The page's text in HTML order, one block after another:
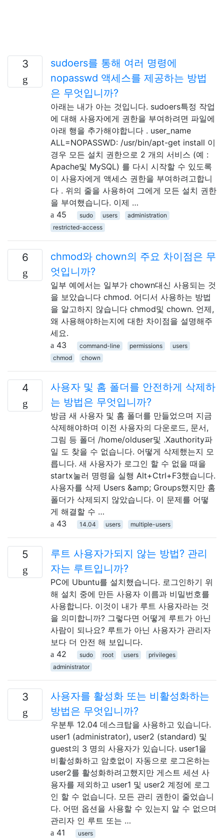
3
sudoers를 통해 여러 명령에
nopasswd 액세스를 제공하는 방법
은 무엇입니까?
아래는 내가 아는 것입니다. sudoers특정 작업
에 대해 사용자에게 권한을 부여하려면 파일에
아래 행을 추가해야합니다 . user_name
ALL=NOPASSWD: /usr/bin/apt-get install 이
경우 모든 설치 권한으로 2 개의 서비스 (예 :
Apache및 MySQL) 를 다시 시작할 수 있도록
이 사용자에게 액세스 권한을 부여하려고합니
다 . 위의 줄을 사용하여 그에게 모든 설치 권한
을 부여했습니다. 이제 …
45
sudo users
administration
restricted-access
6
chmod와 chown의 주요 차이점은 무
엇입니까?
일부 예에서는 일부가 chown대신 사용되는 것
을 보았습니다 chmod. 어디서 사용하는 방법
을 알고하지 않습니다 chmod및 chown. 언제,
왜 사용해야하는지에 대한 차이점을 설명해주
세요.
43
command-line permissions
users
chmod
chown
4
사용자 및 홈 폴더를 안전하게 삭제하
는 방법은 무엇입니까?
방금 새 사용자 및 홈 폴더를 만들었으며 지금
삭제해야하며 이전 사용자의 다운로드, 문서,
그림 등 폴더 /home/olduser및 .Xauthority파
일 도 찾을 수 없습니다. 어떻게 삭제했는지 모
릅니다. 새 사용자가 로그인 할 수 없을 때을
startx눌러 명령을 실행 Alt+Ctrl+F3했습니다.
사용자를 삭제 Users &amp; Groups했지만 홈
폴더가 삭제되지 않았습니다. 이 문제를 어떻
게 해결할 수 …
43
14.04 users multiple-users
5
루트 사용자가되지 않는 방법? 관리
자는 루트입니까?
PC에 Ubuntu를 설치했습니다. 로그인하기 위
해 설치 중에 만든 사용자 이름과 비밀번호를
사용합니다. 이것이 내가 루트 사용자라는 것
을 의미합니까? 그렇다면 어떻게 루트가 아닌
사람이 되나요? 루트가 아닌 사용자가 관리자
보다 더 안전 해 보입니다.
42
sudo root users
privileges
administrator
3
사용자를 활성화 또는 비활성화하는
방법은 무엇입니까?
우분투 12.04 데스크탑을 사용하고 있습니다.
user1 (administrator), user2 (standard) 및
guest의 3 명의 사용자가 있습니다. user1을
비활성화하고 암호없이 자동으로 로그온하는
user2를 활성화하려고했지만 게스트 세션 사
용자를 제외하고 user1 및 user2 계정에 로그
인 할 수 없습니다. 모든 관리 권한이 줄었습니
다. 어떤 옵션을 사용할 수 있는지 알 수 없으며
관리자 인 루트 또는 …
41
users